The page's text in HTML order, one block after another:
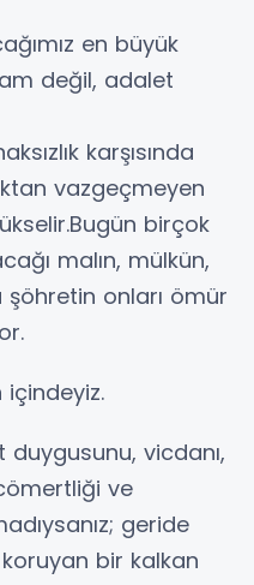
en büyük
değil, adalet
karşısında
vazgeçmeyen
birçok
malın, mülkün,
onları ömür
içindeyiz.
duygusunu, vicdanı,
ve
geride
koruyan bir kalkan